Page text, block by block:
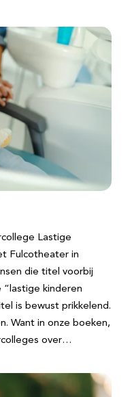
Lastige
Fulcotheater in
die titel voorbij
“lastige kinderen
is bewust prikkelend.
Want in onze boeken,
over…